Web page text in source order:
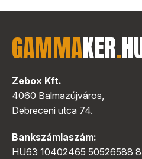
GAMMAKER.
Zebox Kft.
4060 Balmazújváros,
Debreceni utca 74.
Bankszámlaszám:
HU63 10402465 50526588